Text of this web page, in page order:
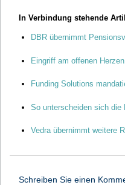
In Verbindung stehende
DBR übernimmt
Eingriff am offenen Herzen
Funding Solutions
So unterscheiden sich die
Vedra übernimmt weitere
Schreiben Sie einen